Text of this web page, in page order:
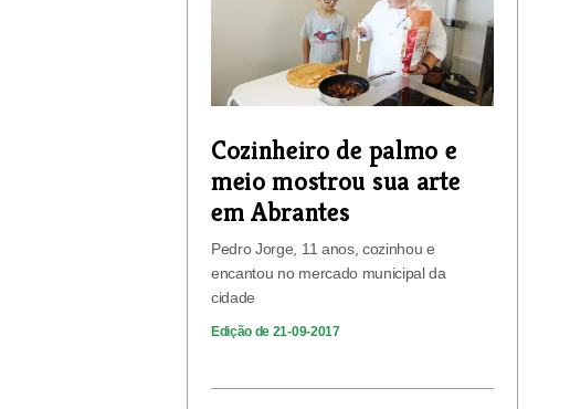
Cozinheiro de palmo e
meio mostrou sua arte
em Abrantes
Pedro Jorge, 11 anos, cozinhou e
encantou no mercado municipal da
cidade
Edição de 21-09-2017